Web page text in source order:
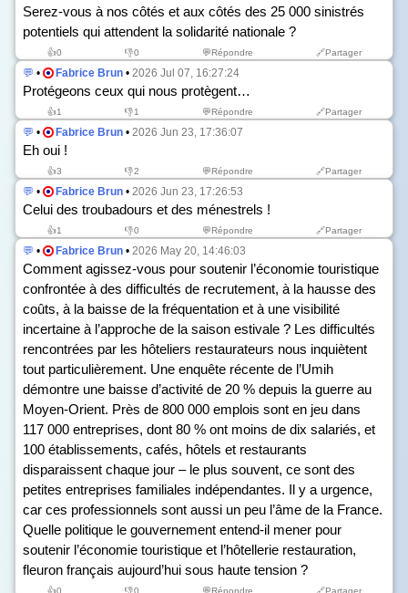
Serez-vous à nos côtés et aux côtés des 25 000 sinistrés
potentiels qui attendent la solidarité nationale ?
👍0 👎0 💬Répondre 🔗Partager
💬 • Fabrice Brun • 2026 Jul 07, 16:27:24
Protégeons ceux qui nous protègent…
👍1 👎1 💬Répondre 🔗Partager
💬 • Fabrice Brun • 2026 Jun 23, 17:36:07
Eh oui !
👍3 👎2 💬Répondre 🔗Partager
💬 • Fabrice Brun • 2026 Jun 23, 17:26:53
Celui des troubadours et des ménestrels !
👍1 👎0 💬Répondre 🔗Partager
💬 • Fabrice Brun • 2026 May 20, 14:46:03
Comment agissez-vous pour soutenir l’économie touristique
confrontée à des difficultés de recrutement, à la hausse des
coûts, à la baisse de la fréquentation et à une visibilité
incertaine à l’approche de la saison estivale ? Les difficultés
rencontrées par les hôteliers restaurateurs nous inquiètent
tout particulièrement. Une enquête récente de l’Umih
démontre une baisse d’activité de 20 % depuis la guerre au
Moyen-Orient. Près de 800 000 emplois sont en jeu dans
117 000 entreprises, dont 80 % ont moins de dix salariés, et
100 établissements, cafés, hôtels et restaurants
disparaissent chaque jour – le plus souvent, ce sont des
petites entreprises familiales indépendantes. Il y a urgence,
car ces professionnels sont aussi un peu l’âme de la France.
Quelle politique le gouvernement entend-il mener pour
soutenir l’économie touristique et l’hôtellerie restauration,
fleuron français aujourd’hui sous haute tension ?
👍0 👎0 💬Répondre 🔗Partager